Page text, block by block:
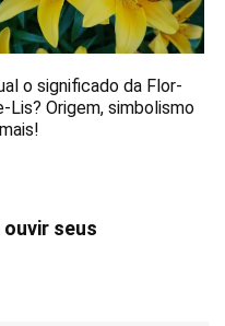
o significado da Flor-
Lis? Origem, simbolismo
seus